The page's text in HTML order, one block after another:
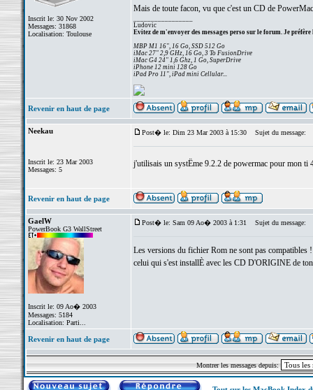
Inscrit le: 30 Nov 2002
Messages: 31868
Localisation: Toulouse
Mais de toute facon, vu que c'est un CD de
Ludovic
Evitez de m'envoyer des messages perso sur le forum. Je préfère
MBP M1 16", 16 Go, SSD 512 Go
iMac 27" 2,9 GHz, 16 Go, 3 To FusionDrive
iMac G4 24" 1,6 Ghz, 1 Go, SuperDrive
iPhone 12 mini 128 Go
iPad Pro 11", iPad mini Cellular...
Revenir en haut de page
Neekau
Inscrit le: 23 Mar 2003
Messages: 5
Post� le: Dim 23 Mar 2003 à 15:30 Sujet du message:
j'utilisais un systËme 9.2.2 de powermac pour mon
Revenir en haut de page
GaelW
PowerBook G3 WallStreet
Inscrit le: 09 Ao� 2003
Messages: 5184
Localisation: Parti...
Post� le: Sam 09 Ao� 2003 à 1:31 Sujet du message:
Les versions du fichier Rom ne sont pas compatibles
celui qui s'est installÈ avec les CD D'ORIGINE de
Revenir en haut de page
Montrer les messages depuis: